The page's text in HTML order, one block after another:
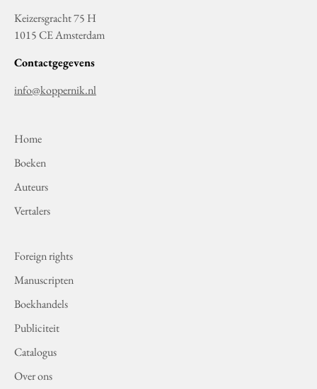
Keizersgracht 75 H
1015 CE Amsterdam
Contactgegevens
info@koppernik.nl
Home
Boeken
Auteurs
Vertalers
Foreign rights
Manuscripten
Boekhandels
Publiciteit
Catalogus
Over ons